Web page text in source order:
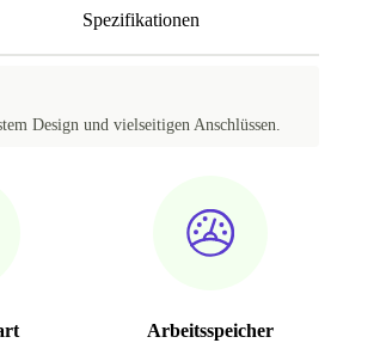
Spezifikationen
Design und vielseitigen Anschlüssen.
Arbeitsspeicher